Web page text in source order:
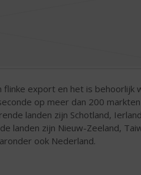
flinke export en het is behoorlijk
op meer dan 200
landen zijn Schotland,
landen zijn Nieuw-Zeeland,
ook Nederland.